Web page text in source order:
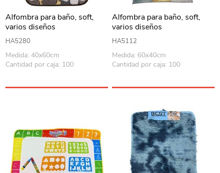
Alfombra para baño, soft,
varios diseños
HA5280
Medida: 40x60cm
Cantidad por caja: 100
Alfombra para baño, soft,
varios diseños
HA5112
Medida: 60x40cm
Cantidad por caja: 100